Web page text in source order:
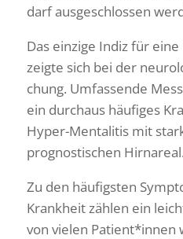
darf ausge­schlossen
Das einzige Indiz für
zeigte sich bei der
chung. Umfas­sende
ein durchaus häufiges
Hyper-Menta­litis mit
prognos­ti­schen Hirnareal.
Zu den häufigsten
Krank­heit zählen ein
von vielen Patient*innen